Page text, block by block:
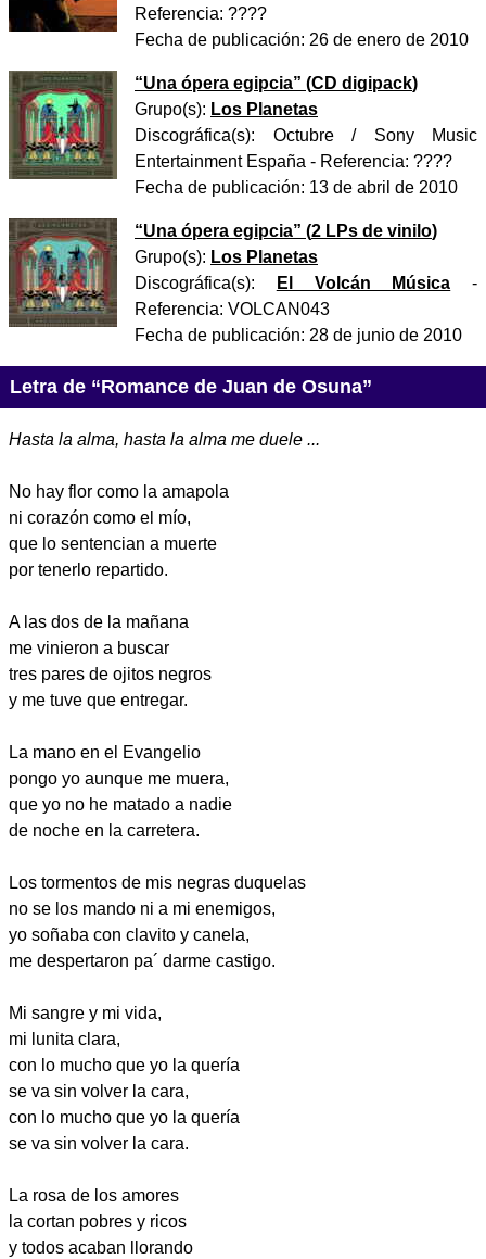
Referencia: ????
Fecha de publicación: 26 de enero de 2010
“Una ópera egipcia” (CD digipack)
Grupo(s): Los Planetas
Discográfica(s): Octubre / Sony Music
Entertainment España - Referencia: ????
Fecha de publicación: 13 de abril de 2010
“Una ópera egipcia” (2 LPs de vinilo)
Grupo(s): Los Planetas
Discográfica(s):
El Volcán Música -
Referencia: VOLCAN043
Fecha de publicación: 28 de junio de 2010
Letra de “Romance de Juan de Osuna”
Hasta la alma, hasta la alma me duele ...
No hay flor como la amapola
ni corazón como el mío,
que lo sentencian a muerte
por tenerlo repartido.
A las dos de la mañana
me vinieron a buscar
tres pares de ojitos negros
y me tuve que entregar.
La mano en el Evangelio
pongo yo aunque me muera,
que yo no he matado a nadie
de noche en la carretera.
Los tormentos de mis negras duquelas
no se los mando ni a mi enemigos,
yo soñaba con clavito y canela,
me despertaron pa´ darme castigo.
Mi sangre y mi vida,
mi lunita clara,
con lo mucho que yo la quería
se va sin volver la cara,
con lo mucho que yo la quería
se va sin volver la cara.
La rosa de los amores
la cortan pobres y ricos
y todos acaban llorando